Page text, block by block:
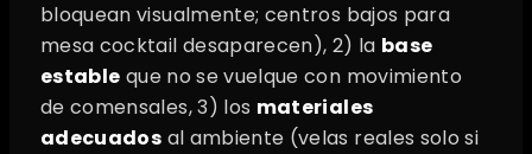
bloquean visualmente; centros bajos para
mesa cocktail desaparecen), 2) la base
estable que no se vuelque con movimiento
de comensales, 3) los materiales
adecuados al ambiente (velas reales solo si